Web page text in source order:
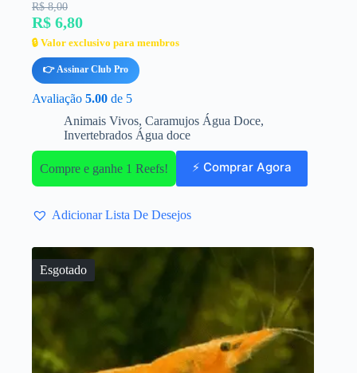
R$ 8,00
R$ 6,80
🔒 Valor exclusivo para membros
👉 Assinar Club Pro
Avaliação 5.00 de 5
Animais Vivos, Caramujos Água Doce,
Invertebrados Água doce
Compre e ganhe 1 Reefs! ⚡ Comprar Agora
Adicionar Lista De Desejos
Esgotado